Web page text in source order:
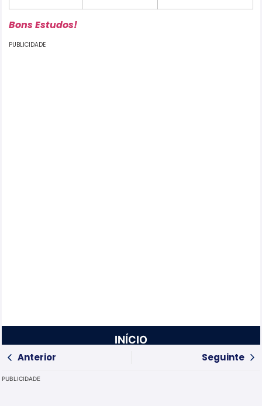
Bons Estudos!
PUBLICIDADE
INÍCIO
Anterior
Seguinte
PUBLICIDADE